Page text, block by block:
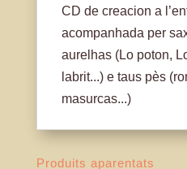
CD de creacion a
acompanhada per
aurelhas (Lo poton,
labrit...) e taus pès
masurcas...)
Produits aparentats